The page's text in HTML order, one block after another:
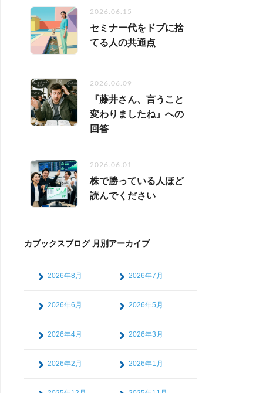
2026.06.15
セミナー代をドブに捨
てる人の共通点
2026.06.09
『藤井さん、言うこと
変わりましたね』への
回答
2026.06.01
株で勝っている人ほど
読んでください
カブックスブログ 月別アーカイブ
2026年8月 2026年7月
2026年6月 2026年5月
2026年4月 2026年3月
2026年2月 2026年1月